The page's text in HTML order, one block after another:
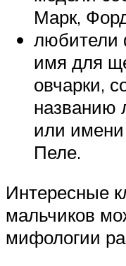
Марк,
любители
имя для
овчарки,
названию
или имени
Пеле.
Интересные
мальчиков
мифологии